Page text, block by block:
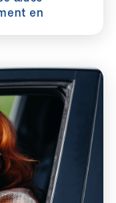
en
aides possibles